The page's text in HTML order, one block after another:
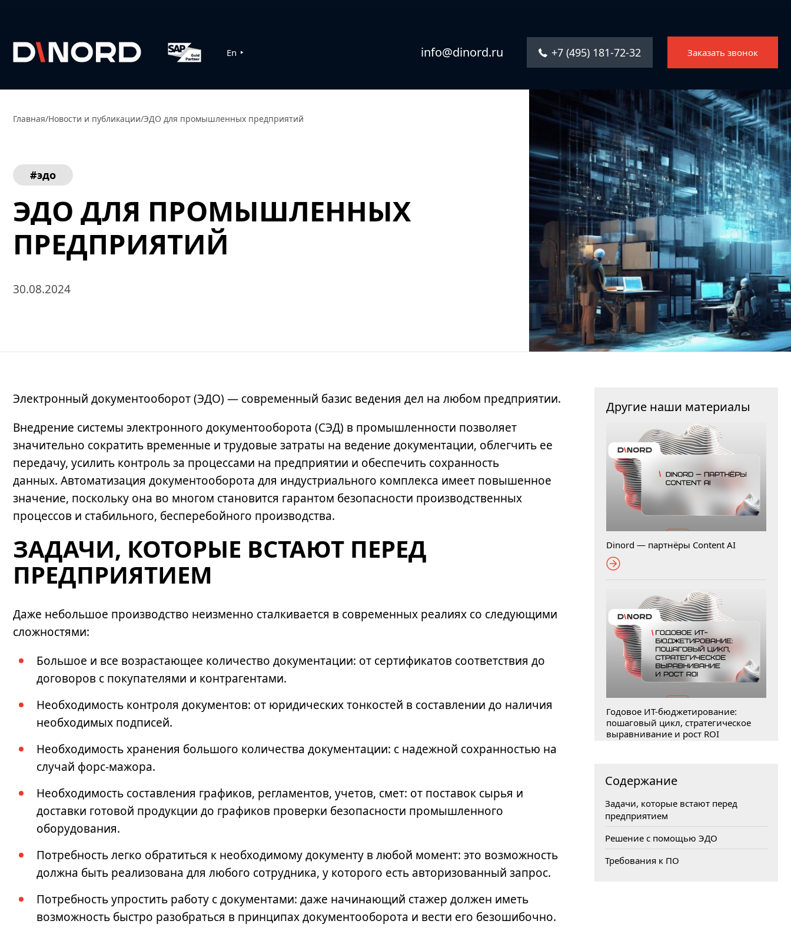
En info@dinord.ru +7 (495) 181-72-32 Заказать звонок
Главная/Новости и публикации/ЭДО для промышленных предприятий
#эдо
ЭДО ДЛЯ ПРОМЫШЛЕННЫХ
ПРЕДПРИЯТИЙ
Другие наши материалы
Dinord — партнёры Content AI
Годовое ИТ-бюджетирование:
пошаговый цикл, стратегическое
выравнивание и рост ROI
30.08.2024
Содержание
Задачи, которые встают перед
предприятием
Решение с помощью ЭДО
Требования к ПО
Электронный документооборот (ЭДО) — современный базис ведения дел на любом предприятии.
Внедрение системы электронного документооборота (СЭД) в промышленности позволяет
значительно сократить временные и трудовые затраты на ведение документации, облегчить ее
передачу, усилить контроль за процессами на предприятии и обеспечить сохранность
данных. Автоматизация документооборота для индустриального комплекса имеет повышенное
значение, поскольку она во многом становится гарантом безопасности производственных
процессов и стабильного, бесперебойного производства.
ЗАДАЧИ, КОТОРЫЕ ВСТАЮТ ПЕРЕД
ПРЕДПРИЯТИЕМ
Даже небольшое производство неизменно сталкивается в современных реалиях со следующими
сложностями:
Большое и все возрастающее количество документации: от сертификатов соответствия до
договоров с покупателями и контрагентами.
Необходимость контроля документов: от юридических тонкостей в составлении до наличия
необходимых подписей.
Необходимость хранения большого количества документации: с надежной сохранностью на
случай форс-мажора.
Необходимость составления графиков, регламентов, учетов, смет: от поставок сырья и
доставки готовой продукции до графиков проверки безопасности промышленного
оборудования.
Потребность легко обратиться к необходимому документу в любой момент: это возможность
должна быть реализована для любого сотрудника, у которого есть авторизованный запрос.
Потребность упростить работу с документами: даже начинающий стажер должен иметь
возможность быстро разобраться в принципах документооборота и вести его безошибочно.
Услуги
Решения
Каталог ПО
Отрасли
О компании
Контакты